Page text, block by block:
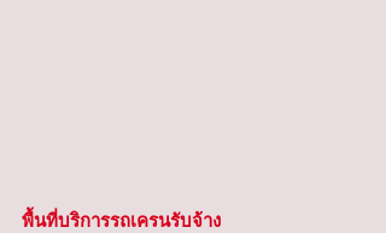
พื้นที่บริการรถเครนรับจ้าง